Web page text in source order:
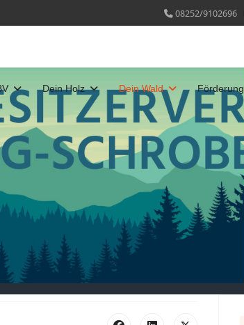
08252/9102696
Dein Holz Dein Wald Förderung